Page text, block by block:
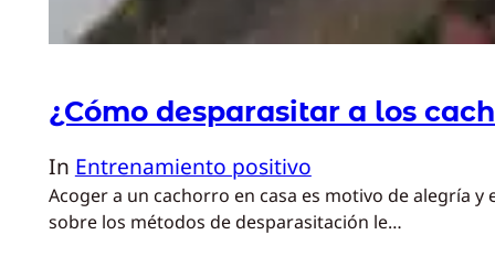
¿Cómo desparasitar a los
In Entrenamiento positivo
Acoger a un cachorro en casa es motivo de alegría
sobre los métodos de desparasitación le…